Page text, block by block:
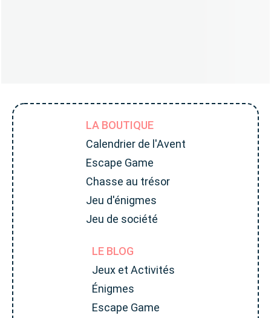
LA BOUTIQUE
Calendrier de l'Avent
Escape Game
Chasse au trésor
Jeu d'énigmes
Jeu de société
LE BLOG
Jeux et Activités
Énigmes
Escape Game